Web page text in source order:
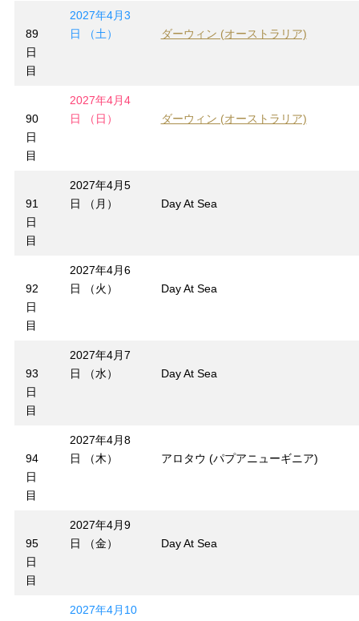
89
日
目
2027年4月3
日 （土）
ダーウィン (オーストラリア)
90
日
目
2027年4月4
日 （日）
ダーウィン (オーストラリア)
91
日
目
2027年4月5
日 （月）
Day At Sea
92
日
目
2027年4月6
日 （火）
Day At Sea
93
日
目
2027年4月7
日 （水）
Day At Sea
94
日
目
2027年4月8
日 （木）
アロタウ (パプアニューギニア)
95
日
目
2027年4月9
日 （金）
Day At Sea
2027年4月10